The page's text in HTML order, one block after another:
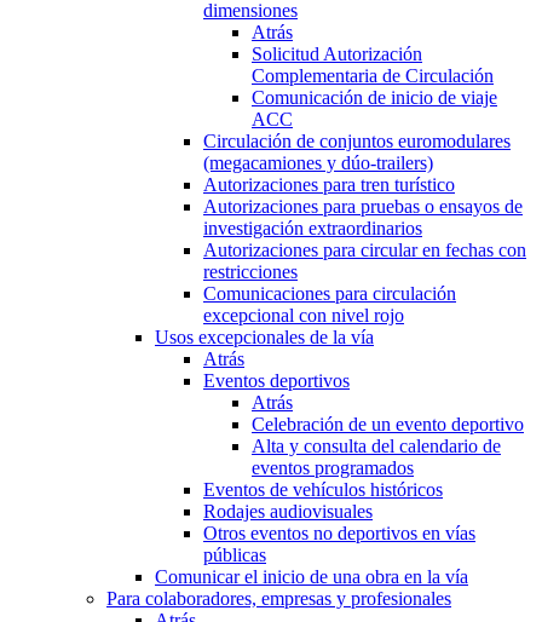
dimensiones
Atrás
Solicitud Autorización
Complementaria de Circulación
Comunicación de inicio de viaje
ACC
Circulación de conjuntos euromodulares
(megacamiones y dúo-trailers)
Autorizaciones para tren turístico
Autorizaciones para pruebas o ensayos de
investigación extraordinarios
Autorizaciones para circular en fechas con
restricciones
Comunicaciones para circulación
excepcional con nivel rojo
Usos excepcionales de la vía
Atrás
Eventos deportivos
Atrás
Celebración de un evento deportivo
Alta y consulta del calendario de
eventos programados
Eventos de vehículos históricos
Rodajes audiovisuales
Otros eventos no deportivos en vías
públicas
Comunicar el inicio de una obra en la vía
Para colaboradores, empresas y profesionales